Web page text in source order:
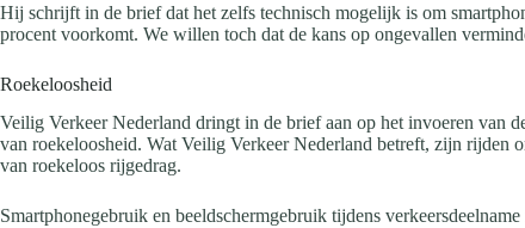
Hij schrijft in de brief dat het zelfs technisch mogelijk is om
procent voorkomt. We willen toch dat de kans op ongevallen
Roekeloosheid
Veilig Verkeer Nederland dringt in de brief aan op het invoeren van
van roekeloosheid. Wat Veilig Verkeer Nederland betreft, zijn rijden
van roekeloos rijgedrag.
Smartphonegebruik en beeldschermgebruik tijdens